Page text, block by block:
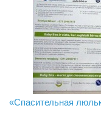
В Даугавпилсе
«Спасительная
Новое поколение